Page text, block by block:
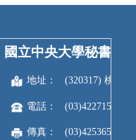
國立中央大學秘書室
地址： (320317) 桃園
電話： (03)4227151
傳真： (03)4253650